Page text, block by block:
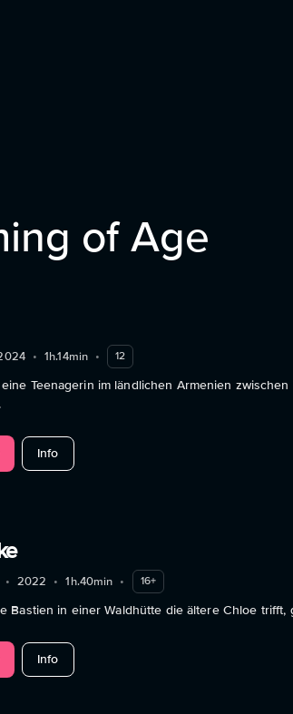
of Age
• 1h.14min • 12
Teenagerin im ländlichen Armenien
Infoabout Fight
• 2022 • 1h.40min • 16+
Bastien in einer Waldhütte die ältere Chloe
Infoabout Falcon Lake